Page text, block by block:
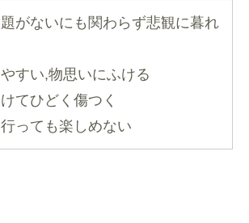
がないにも関わらず悲観に暮れ
すい,物思いにふける
てひどく傷つく
っても楽しめない